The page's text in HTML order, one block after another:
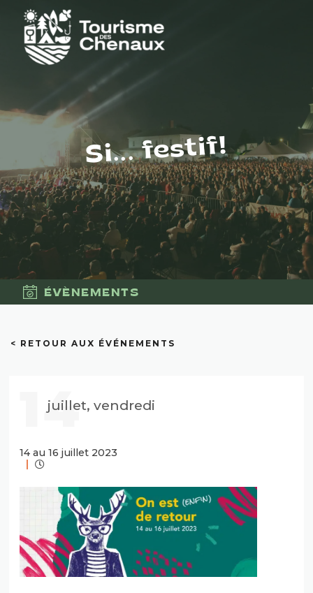
Si... festif!
ÉVÈNEMENTS
< RETOUR AUX ÉVÉNEMENTS
14
juillet, vendredi
14 au 16 juillet 2023